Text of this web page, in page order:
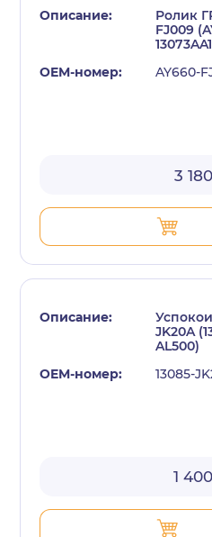
Ролик
FJ009
AY660-
3
JK20A
AL500)
13085-
1